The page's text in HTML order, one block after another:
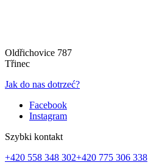
Oldřichovice 787
Třinec
Jak do nas dotrzeć?
Facebook
Instagram
Szybki kontakt
+420 558 348 302+420 775 306 338